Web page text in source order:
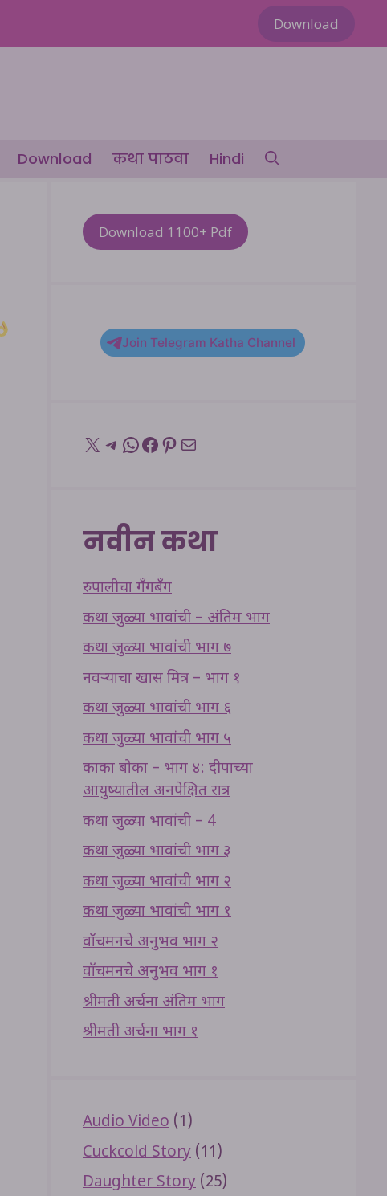
Download
Download कथा पाठवा Hindi
Download 1100+ Pdf
Join Telegram Katha Channel
X Telegram
WhatsApp
Facebook
Pinterest
Mail
नवीन कथा
रुपालीचा गँगबँग
कथा जुळ्या भावांची – अंतिम भाग
कथा जुळ्या भावांची भाग ७
नवऱ्याचा खास मित्र – भाग १
कथा जुळ्या भावांची भाग ६
कथा जुळ्या भावांची भाग ५
काका बोका – भाग ४: दीपाच्या
आयुष्यातील अनपेक्षित रात्र
कथा जुळ्या भावांची – 4
कथा जुळ्या भावांची भाग ३
कथा जुळ्या भावांची भाग २
कथा जुळ्या भावांची भाग १
वॉचमनचे अनुभव भाग २
वॉचमनचे अनुभव भाग १
श्रीमती अर्चना अंतिम भाग
श्रीमती अर्चना भाग १
Audio Video (1)
Cuckcold Story (11)
Daughter Story (25)